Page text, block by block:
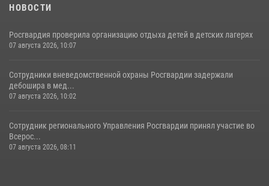
НОВОСТИ
Росгвардия проверила организацию отдыха детей в детских лагерях
07 августа 2026, 10:07
Сотрудники вневедомственной охраны Росгвардии задержали
дебошира в мед...
07 августа 2026, 10:02
Сотрудник регионального Управления Росгвардии принял участие во
Всерос...
07 августа 2026, 08:11